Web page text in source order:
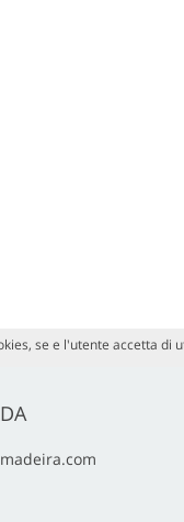
se e l'utente accetta di